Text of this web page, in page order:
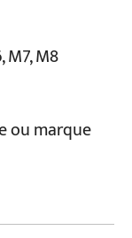
M7, M8
ou marque